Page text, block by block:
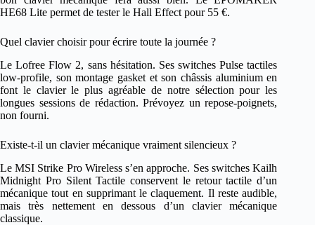
HE68 Lite permet de tester le Hall Effect pour 55 €.
Quel clavier choisir pour écrire toute la journée ?
Le Lofree Flow 2, sans hésitation. Ses switches Pulse tactiles
low-profile, son montage gasket et son châssis aluminium en
font le clavier le plus agréable de notre sélection pour les
longues sessions de rédaction. Prévoyez un repose-poignets,
non fourni.
Existe-t-il un clavier mécanique vraiment silencieux ?
Le MSI Strike Pro Wireless s’en approche. Ses switches Kailh
Midnight Pro Silent Tactile conservent le retour tactile d’un
mécanique tout en supprimant le claquement. Il reste audible,
mais très nettement en dessous d’un clavier mécanique
classique.